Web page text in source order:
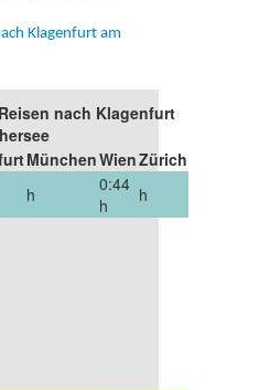
Klagenfurt am
nach Klagenfurt
MünchenWienZürich
h
0:44
h
h